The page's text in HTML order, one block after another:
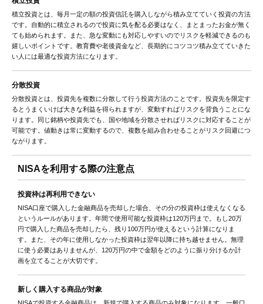
積立投資とは、毎月一定の額の投資信託を購入しながら積み立てていく投資の方法
です。自動的に積立されるので投資に気を配る必要はなく、まとまったお金が無く
ても始められます。また、急な変動にも対応しやすいのでリスクを軽減できるのも
嬉しいポイントです。教育費や老後資金など、長期的にコツコツ積み立てていきた
い人には最適な投資方法になります。
分散投資
分散投資とは、投資先を複数に分散して行う投資方法のことです。投資先を限定す
るとうまくいけば大きな利益を得られますが、変動すればリスクを背負うことにな
ります。同じ銘柄や投資先でも、国や地域を分散させればリスクに対応することが
可能です。値動きは常に変動するので、複数を組み合わせることがリスク回避につ
ながります。
NISAを利用する際の注意点
投資枠は再利用できない
NISA口座で購入した金融商品を売却した場合、その分の投資枠は使えなくなる
というルールがあります。年間で使用可能な投資枠は120万円まで。もし20万
円で購入した商品を売却したら、残り100万円が使えるという計算になりま
す。また、その年に使用しなかった投資枠は翌年以降に持ち越せません。無理
に使う必要はありませんが、120万円の中で金額をどのように振り分けるか計
画を立てることが大切です。
新しく購入する商品が対象